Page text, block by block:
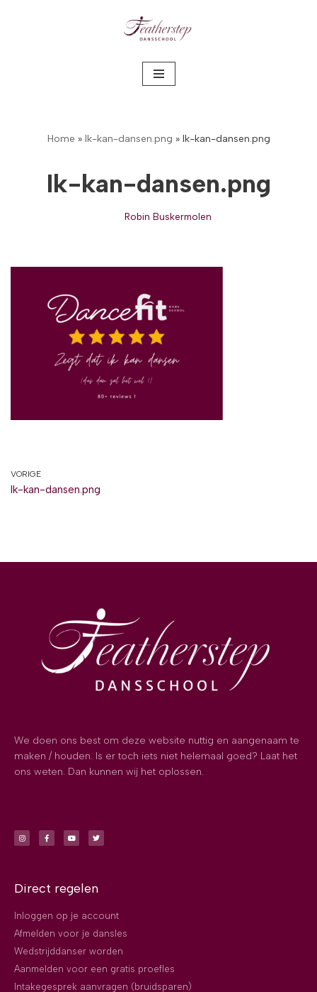
Home » Ik-kan-dansen.png » Ik-kan-dansen.png
Ik-kan-dansen.png
Robin Buskermolen
VORIGE
Ik-kan-dansen.png
We doen ons best om deze website nuttig en aangenaam te
maken / houden. Is er toch iets niet helemaal goed? Laat het
ons weten. Dan kunnen wij het oplossen.
Direct regelen
Inloggen op je account
Afmelden voor je dansles
Wedstrijddanser worden
Aanmelden voor een gratis proefles
Intakegesprek aanvragen (bruidsparen)